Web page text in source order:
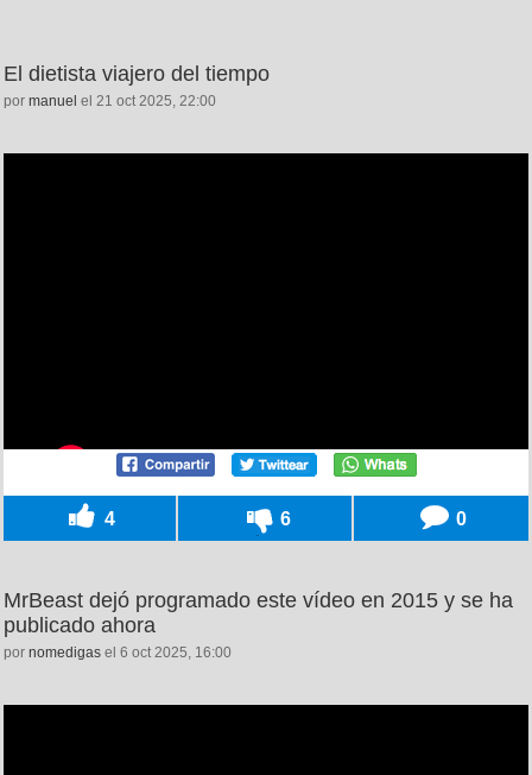
El dietista viajero del tiempo
por manuel el 21 oct 2025, 22:00
4 6 0
MrBeast dejó programado este vídeo en 2015 y se ha
publicado ahora
por nomedigas el 6 oct 2025, 16:00